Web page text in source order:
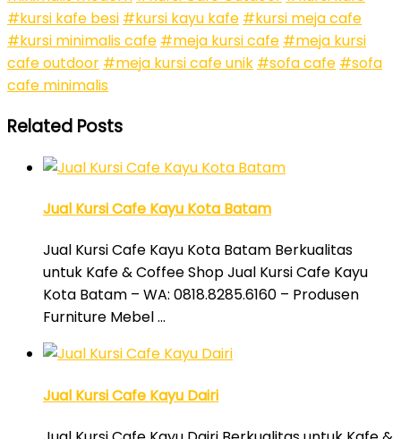
#kursi kafe besi #kursi kayu kafe #kursi meja cafe
#kursi minimalis cafe #meja kursi cafe #meja kursi
cafe outdoor #meja kursi cafe unik #sofa cafe #sofa
cafe minimalis
Related Posts
Jual Kursi Cafe Kayu Kota Batam
Jual Kursi Cafe Kayu Kota Batam Berkualitas
untuk Kafe & Coffee Shop Jual Kursi Cafe Kayu
Kota Batam – WA: 0818.8285.6160 – Produsen
Furniture Mebel …
Jual Kursi Cafe Kayu Dairi